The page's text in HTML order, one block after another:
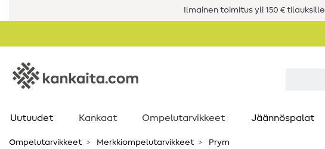
Ilmainen toimitus yli 150 € tilauksille
Uutuudet Kankaat Ompelutarvikkeet Jäännöspalat
Ompelutarvikkeet Merkkiompelutarvikkeet Prym